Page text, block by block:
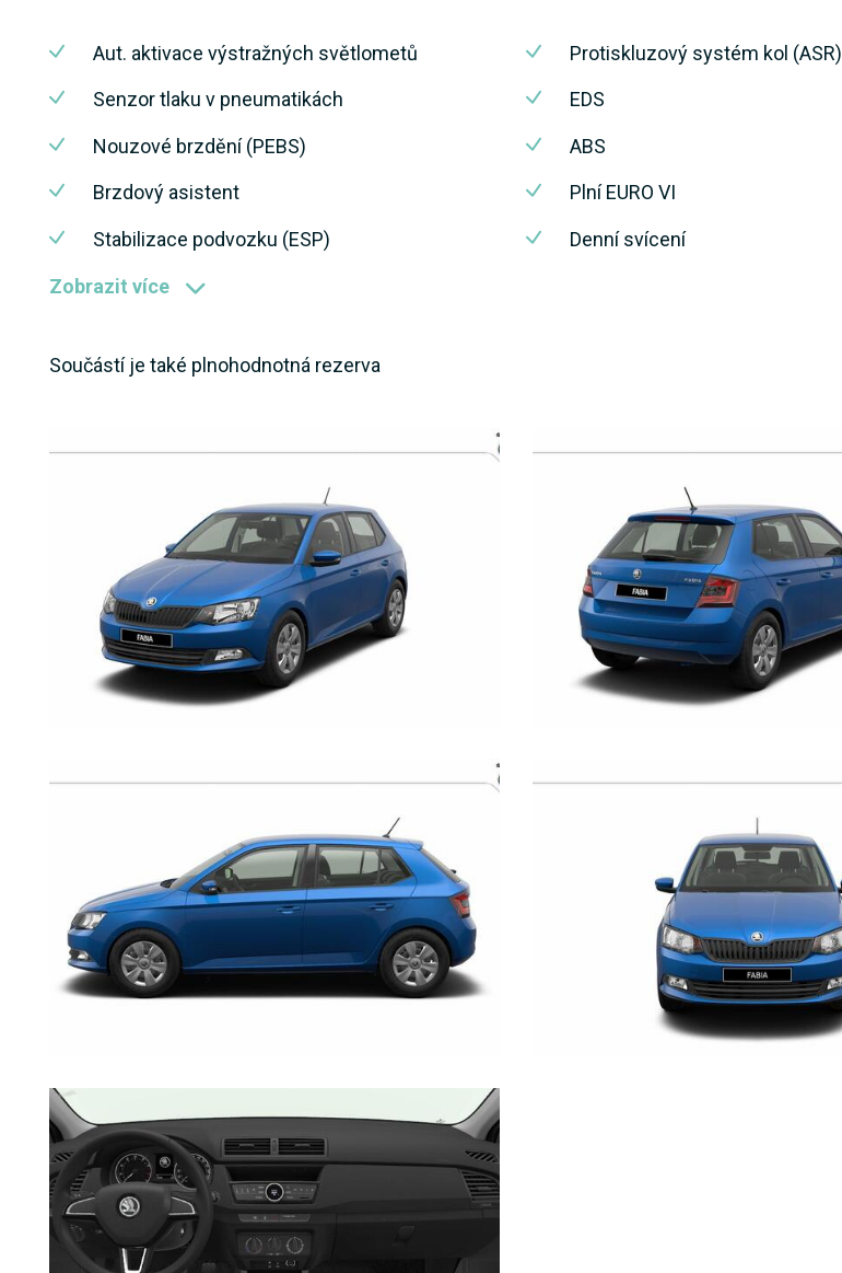
Aut. aktivace výstražných světlometů
Senzor tlaku v pneumatikách
Nouzové brzdění (PEBS)
Brzdový asistent
Stabilizace podvozku (ESP)
Protiskluzový systém kol (ASR)
EDS
ABS
Plní EURO VI
Denní svícení
Zobrazit více
Součástí je také plnohodnotná rezerva